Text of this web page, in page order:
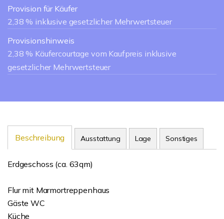
Provision für Käufer
2,38 % inklusive gesetzlicher Mehrwertsteuer
Provisionshinweis
2,38 % Käufercourtage vom Kaufpreis inklusive
gesetzlicher Mehrwertsteuer
Beschreibung Ausstattung Lage Sonstiges
Erdgeschoss (ca. 63qm)
Flur mit Marmortreppenhaus
Gäste WC
Küche